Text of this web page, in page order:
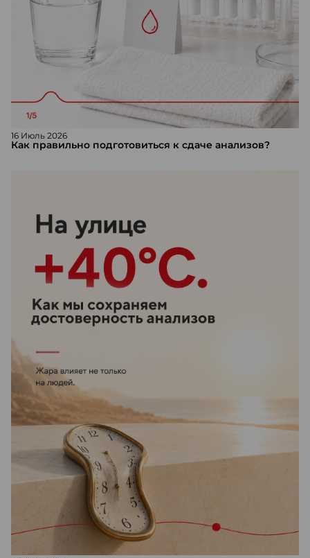
16 Июль 2026
Как правильно подготовиться к сдаче анализов?